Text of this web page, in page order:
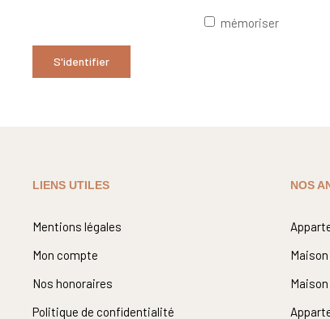
mémoriser
S'identifier
LIENS UTILES
Mentions légales
Mon compte
Nos honoraires
Politique de confidentialité
NOS